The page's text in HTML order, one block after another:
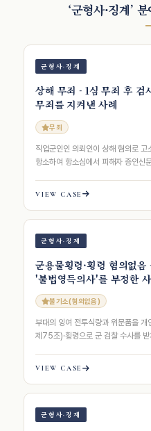
‘군형사·징계’
군형사·징계
상해 무죄 - 1심 무죄 후 검
무죄를 지켜낸 사례
무죄
직업군인인 의뢰인이 상해 혐의로
항소하여 항소심에서 피해자 증인신
VIEW CASE
군형사·징계
군용물횡령·횡령 혐의없음
'불법영득의사'를 부정한
불기소(혐의없음)
부대의 잉여 전투식량과 위문품을
제75조)·횡령으로 군 검찰 수사를
VIEW CASE
군형사·징계